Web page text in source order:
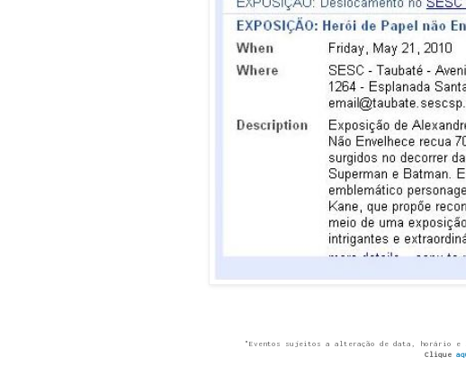
"Eventos sujeitos a alteração de data, horário e
Clique